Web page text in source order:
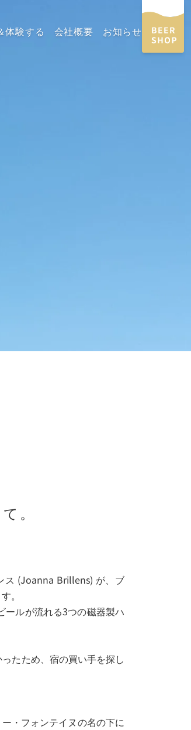
体験する 会社概要 お知らせ
。
ス (Joanna Brillens) が、ブ
。
ールが流れる3つの磁器製ハ
たため、宿の買い手を探し
・フォンテイヌの名の下に